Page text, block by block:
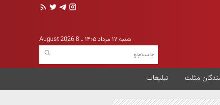
شنبه ۱۷ مرداد ۱۴۰۵ 8 August 2026
مثلث تبلیغات